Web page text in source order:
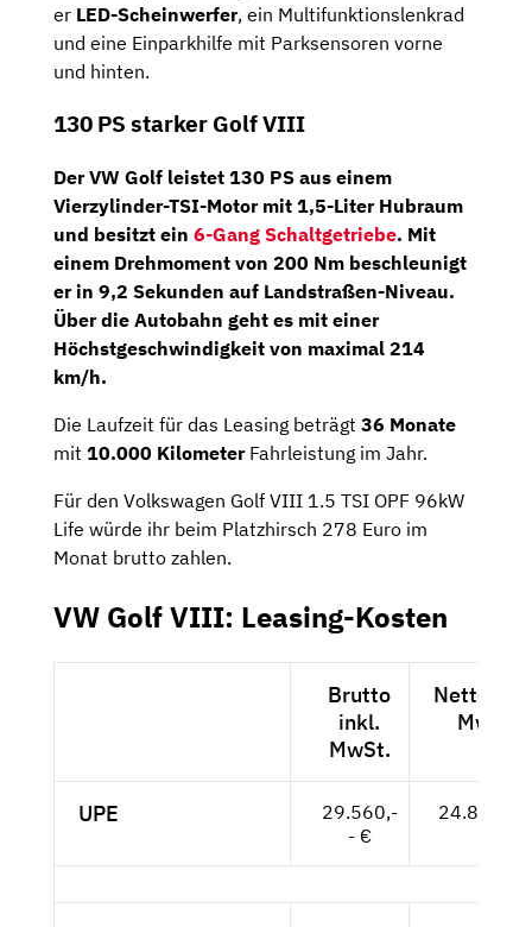
er LED-Scheinwerfer, ein Multifunktionslenkrad
und eine Einparkhilfe mit Parksensoren vorne
und hinten.
130 PS starker Golf VIII
Der VW Golf leistet 130 PS aus einem
Vierzylinder-TSI-Motormit 1,5-Liter Hubraum
und besitzt ein 6-Gang Schaltgetriebe. Mit
einem Drehmoment von 200 Nm beschleunigt
er in 9,2 Sekunden auf Landstraßen-Niveau.
Über die Autobahn geht es mit einer
Höchstgeschwindigkeit von maximal 214
km/h.
Die Laufzeit für das Leasing beträgt 36 Monate
mit 10.000 KilometerFahrleistung im Jahr.
Für den Volkswagen Golf VIII 1.5 TSI OPF 96kW
Life würde ihr beim Platzhirsch 278 Euro im
Monat brutto zahlen.
VW Golf VIII: Leasing-Kosten
Brutto
inkl.
MwSt.
Netto
MwSt.
UPE
29.560,-
- €
24.840,--